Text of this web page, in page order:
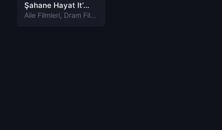
Şahane Hayat It’s a Wonderful Life Tr Dublaj izle
Aile Filmleri, Dram Filmleri